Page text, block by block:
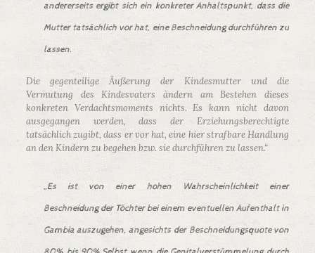
andererseits ergibt sich ein konkreter Anhaltspunkt, dass die
Mutter tatsächlich vor hat, eine Beschneidung durchführen zu
lassen.
Die gegenteilige Äußerung der Kindesmutter und die
Vermutung des Kindesvaters ändern am Bestehen dieses
konkreten Verdachtsmoments nichts. Es kann nicht davon
ausgegangen werden, dass der Erziehungsberechtigte
tatsächlich zugibt, dass er vor hat, eine hier strafbare Handlung
an den Kindern zu begehen bzw. sie durchführen zu lassen.“
„Es ist von einer hohen Wahrscheinlichkeit einer
Beschneidung der Töchter bei einem eventuellen Aufenthalt in
Gambia auszugehen, angesichts der Beschneidungsquote von